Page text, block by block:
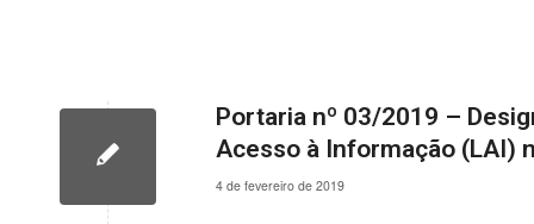
Portaria nº 03/2019 –
Acesso à Informação (LAI)
4 de fevereiro de 2019